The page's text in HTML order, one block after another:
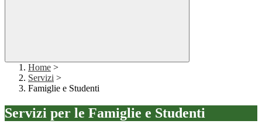
Home >
Servizi >
Famiglie e Studenti
Servizi per le Famiglie e Studenti